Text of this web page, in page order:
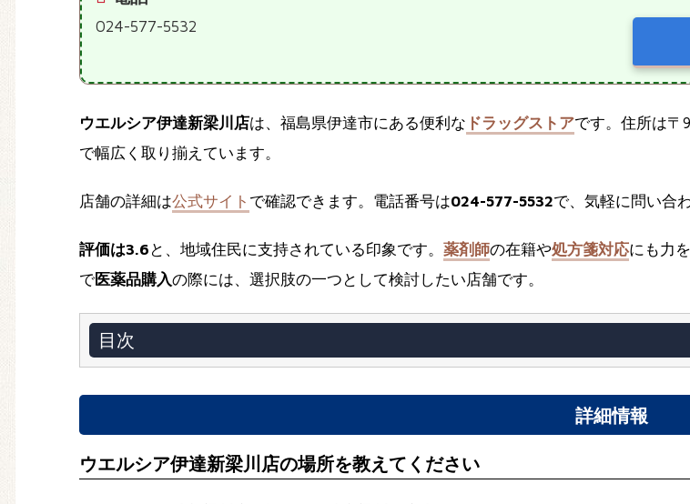
024-577-5532
ウエルシア伊達新梁川店は、福島県伊達市にある便利な ドラッグストアです。住所は〒
で幅広く取り揃えています。
店舗の詳細は公式サイト で確認できます。電話番号は024-577-5532で、気軽に問い合
評価は3.6 と、地域住民に支持されている印象です。 薬剤師の在籍や処方箋対応にも力
で医薬品購入の際には、選択肢の一つとして検討したい店舗です。
目次
詳細情報
ウエルシア伊達新梁川店の場所を教えてください